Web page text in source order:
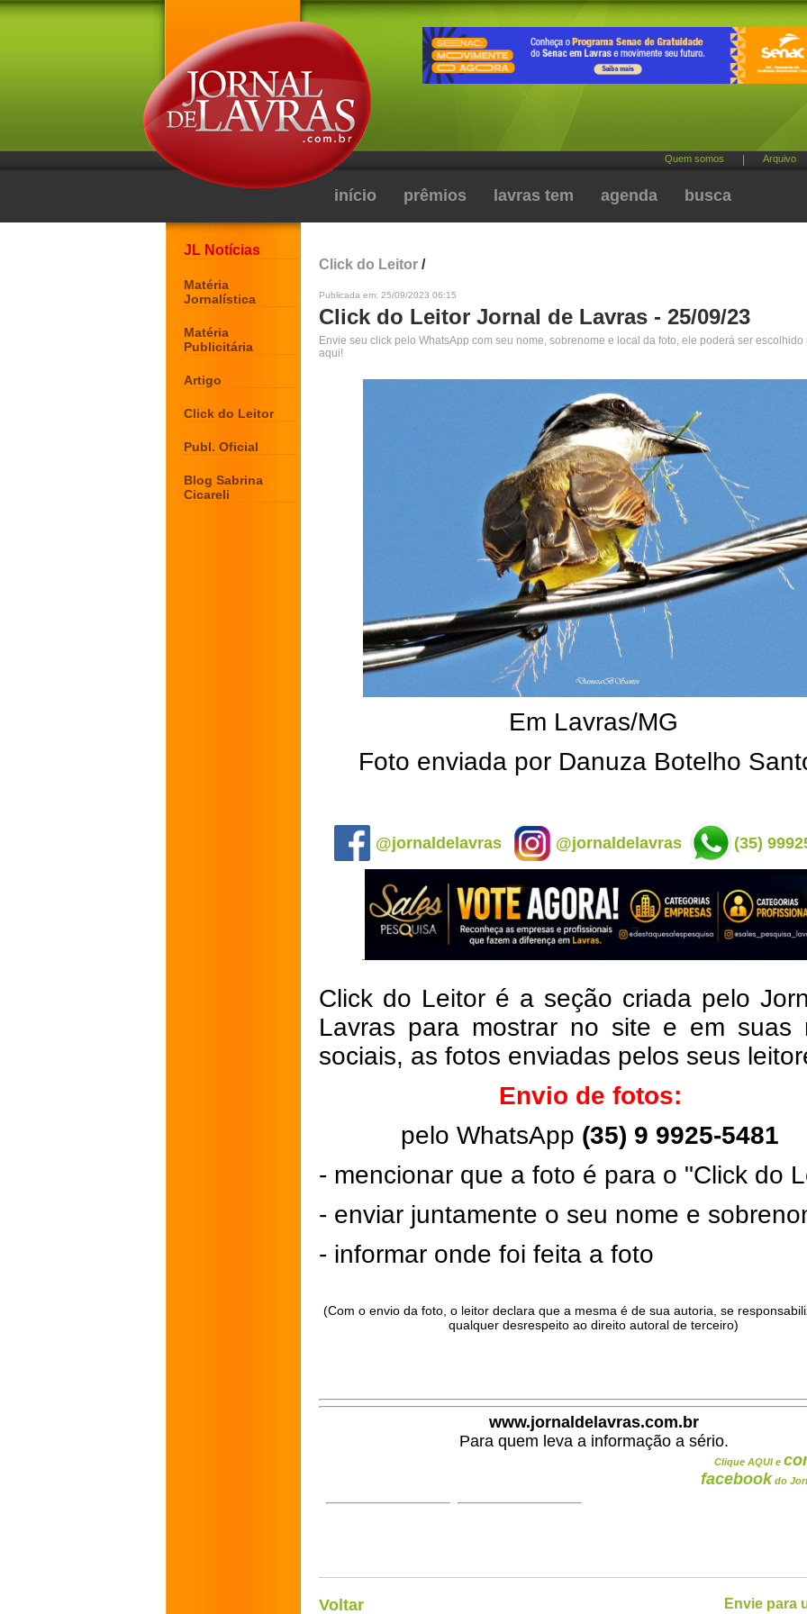
Quem somos Arquivo
início prêmios lavras tem agenda busca
JL Notícias
Matéria
Jornalística
Matéria
Publicitária
Artigo
Click do Leitor
Publ. Oficial
Blog Sabrina
Cicareli
Click do Leitor /
Publicada em: 25/09/2023 06:15
Click do Leitor Jornal de Lavras - 25/09/23
Envie seu click pelo WhatsApp com seu nome, sobrenome e local da foto, ele poderá ser escolhido
aqui!
Em Lavras/MG
Foto enviada por Danuza Botelho
@jornaldelavras @jornaldelavras (35)
Click do Leitor é a seção criada pelo
Lavras para mostrar no site e em suas
sociais, as fotos enviadas pelos seus
Envio de fotos:
pelo WhatsApp (35) 9 9925-5481
- mencionar que a foto é para o "Click do
- enviar juntamente o seu nome e
- informar onde foi feita a foto
(Com o envio da foto, o leitor declara que a mesma é de sua autoria, se
qualquer desrespeito ao direito autoral de terceiro)
www.jornaldelavras.com.br
Para quem leva a informação a sério.
Clique AQUI e
facebook do
Voltar Envie para